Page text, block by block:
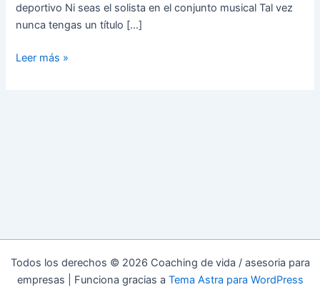
deportivo Ni seas el solista en el conjunto musical Tal vez
nunca tengas un título […]
Leer más »
Todos los derechos © 2026 Coaching de vida / asesoria para
empresas | Funciona gracias a Tema Astra para WordPress